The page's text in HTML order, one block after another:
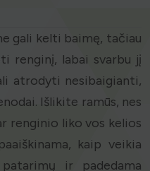
gali kelti baimę, tačiau
renginį, labai svarbu jį
atrodyti nesibaigianti,
Išlikite ramūs, nes
renginio liko vos kelios
kaip veikia
ir padedama